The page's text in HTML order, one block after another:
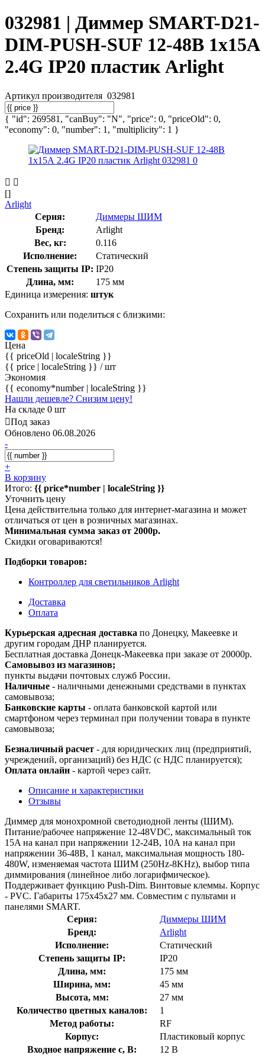
032981 | Диммер SMART-D21-
DIM-PUSH-SUF 12-48В 1х15А
2.4G IP20 пластик Arlight
Артикул производителя 032981
{ "id": 269581, "canBuy": "N", "price": 0, "priceOld": 0,
"economy": 0, "number": 1, "multiplicity": 1 }
[]
Arlight
Серия:
Диммеры ШИМ
Бренд:
Arlight
Вес, кг:
0.116
Исполнение:
Статический
Степень защиты IP: IP20
Длина, мм:
175 мм
Единица измерения: штук
Сохранить или поделиться с близкими:
Цена
{{ priceOld | localeString }}
{{ price | localeString }} / шт
Экономия
{{ economy*number | localeString }}
Нашли дешевле? Снизим цену!
На складе 0 шт
Под заказ
Обновлено 06.08.2026
-
+
В корзину
Итого: {{ price*number | localeString }}
Уточнить цену
Цена действительна только для интернет-магазина и может
отличаться от цен в розничных магазинах.
Минимальная сумма заказ от 2000р.
Скидки оговариваются!
Подборки товаров:
Контроллер для светильников Arlight
Доставка
Оплата
Курьерская адресная доставка по Донецку, Макеевке и
другим городам ДНР планируется.
Бесплатная доставка Донецк-Макеевка при заказе от 20000р.
Самовывоз из магазинов;
пункты выдачи почтовых служб России.
Наличные - наличными денежными средствами в пунктах
самовывоза;
Банковские карты - оплата банковской картой или
смартфоном через терминал при получении товара в пункте
самовывоза;
Безналичный расчет - для юридических лиц (предприятий,
учреждений, организаций) без НДС (с НДС планируется);
Оплата онлайн - картой через сайт.
Описание и характеристики
Отзывы
Диммер для монохромной светодиодной ленты (ШИМ).
Питание/рабочее напряжение 12-48VDC, максимальный ток
15A на канал при напряжении 12-24В, 10А на канал при
напряжении 36-48В, 1 канал, максимальная мощность 180-
480W, изменяемая частота ШИМ (250Hz-8KHz), выбор типа
диммирования (линейное либо логарифмическое).
Поддерживает функцию Push-Dim. Винтовые клеммы. Корпус
- PVC. Габариты 175x45x27 мм. Совместим с пультами и
панелями SMART.
Серия:
Диммеры ШИМ
Бренд:
Arlight
Исполнение:
Статический
Степень защиты IP:
IP20
Длина, мм:
175 мм
Ширина, мм:
45 мм
Высота, мм:
27 мм
Количество цветных каналов:
1
Метод работы:
RF
Корпус:
Пластиковый корпус
Входное напряжение с, В:
12 В